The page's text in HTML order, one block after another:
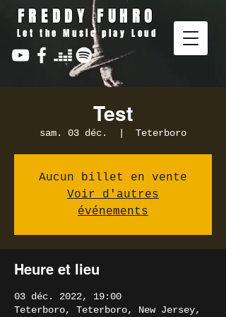
FREDDY FUHRO
Let the Music play Loud
Test
sam. 03 déc. Teterboro
Aucun billet en vente
Voir d'autres
événements
Heure et lieu
03 déc. 2022, 19:00
Teterboro, Teterboro, New Jersey,